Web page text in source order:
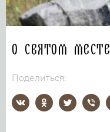
О святом месте
Поделиться: